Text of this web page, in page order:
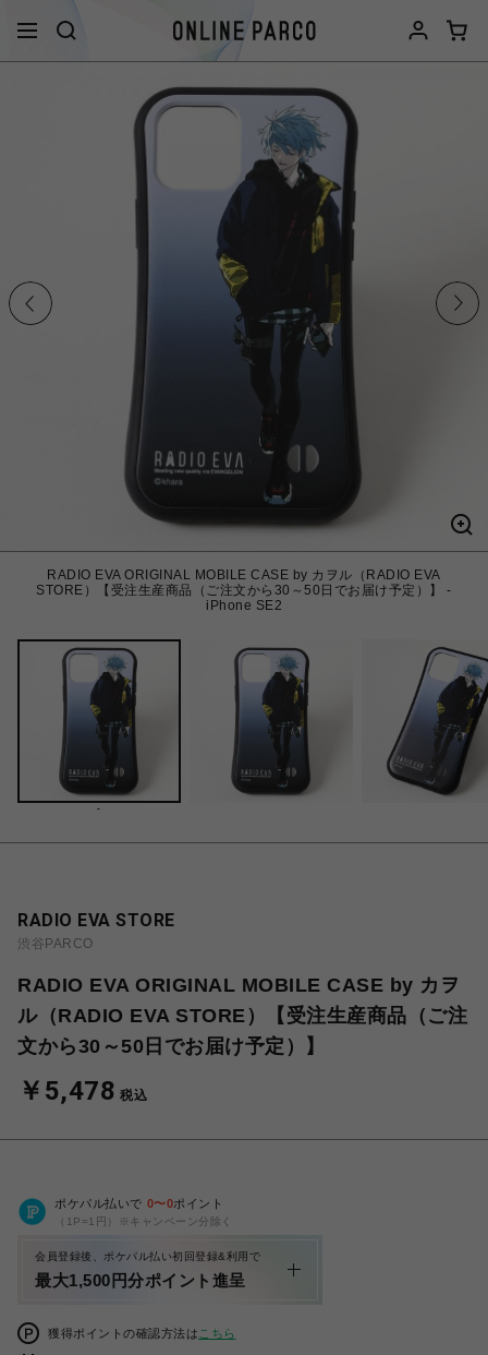
RADIO EVA ORIGINAL MOBILE CASE by カヲル（RADIO EVA
STORE）【受注生産商品（ご注文から30～50日でお届け予定）】 -
iPhone SE2
-
RADIO EVA STORE
渋谷PARCO
RADIO EVA ORIGINAL MOBILE CASE by カヲ
ル（RADIO EVA STORE）【受注生産商品（ご注
文から30～50日でお届け予定）】
￥5,478 税込
ポケパル払いで 0〜0ポイント
（1P=1円）※キャンペーン分除く
会員登録後、ポケパル払い初回登録&利用で
最大1,500円分ポイント進呈
獲得ポイントの確認方法は こちら